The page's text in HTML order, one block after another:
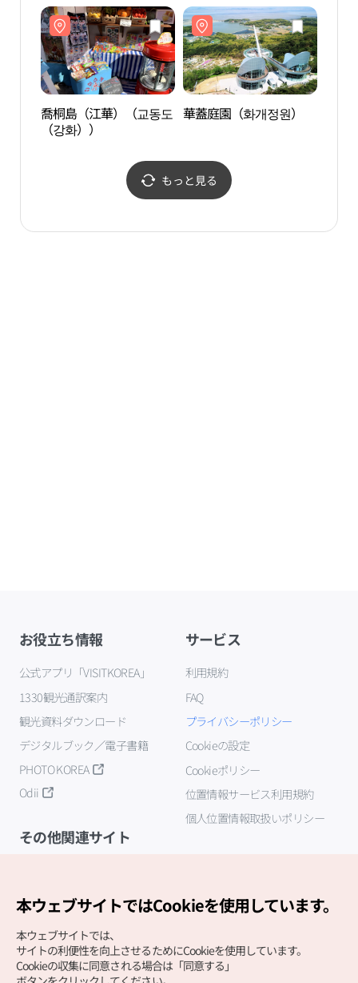
喬桐島（江華）（교동도
（강화））
華蓋庭園（화개정원）
もっと見る
お役立ち情報
公式アプリ「VISITKOREA」
1330観光通訳案内
観光資料ダウンロード
デジタルブック／電子書籍
PHOTO KOREA
Odii
サービス
利用規約
FAQ
プライバシーポリシー
Cookieの設定
Cookieポリシー
位置情報サービス利用規約
個人位置情報取扱いポリシー
その他関連サイト
本ウェブサイトではCookieを使用しています。
本ウェブサイトでは、
サイトの利便性を向上させるためにCookieを使用しています。
Cookieの収集に同意される場合は「同意する」